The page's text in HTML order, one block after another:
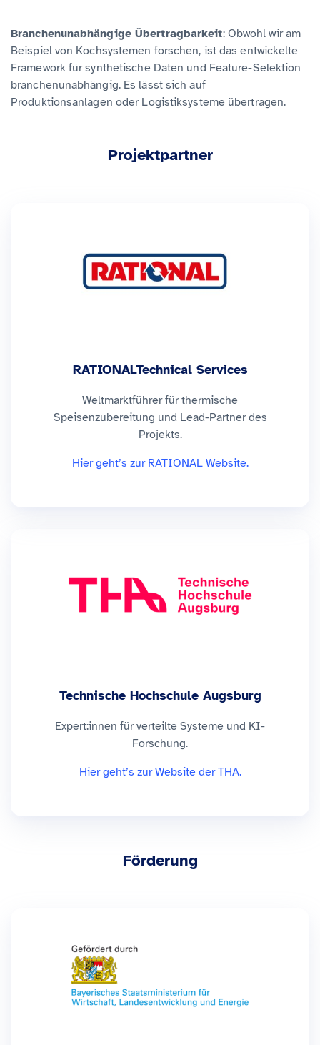
Branchenunabhängige Übertragbarkeit: Obwohl wir am
Beispiel von Kochsystemen forschen, ist das entwickelte
Framework für synthetische Daten und Feature-Selektion
branchenunabhängig. Es lässt sich auf
Produktionsanlagen oder Logistiksysteme übertragen.
Projektpartner
RATIONALTechnical Services
Weltmarktführer für thermische
Speisenzubereitung und Lead-Partner des
Projekts.
Hier geht’s zur RATIONAL Website.
Technische Hochschule Augsburg
Expert:innen für verteilte Systeme und KI-
Forschung.
Hier geht’s zur Website der THA.
Förderung